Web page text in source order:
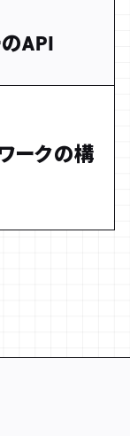
API
ークの構